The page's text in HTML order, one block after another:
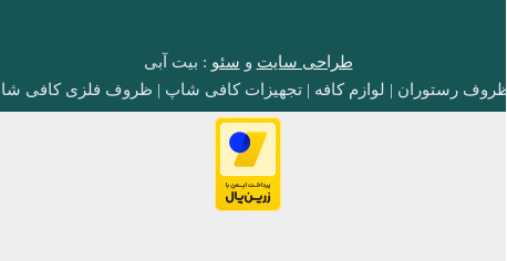
طراحی سایت و سئو : بیت آبی
ظروف رستوران | لوازم کافه | تجهیزات کافی شاپ | ظروف فلزی کافی